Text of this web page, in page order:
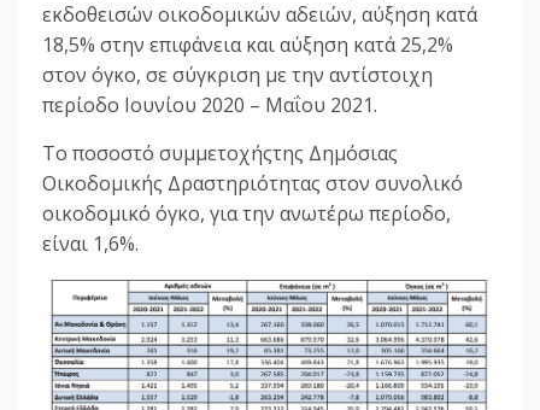
εκδοθεισών οικοδομικών αδειών, αύξηση κατά
18,5% στην επιφάνεια και αύξηση κατά 25,2%
στον όγκο, σε σύγκριση με την αντίστοιχη
περίοδο Ιουνίου 2020 – Μαΐου 2021.
Το ποσοστό συμμετοχήςτης Δημόσιας
Οικοδομικής Δραστηριότητας στον συνολικό
οικοδομικό όγκο, για την ανωτέρω περίοδο,
είναι 1,6%.